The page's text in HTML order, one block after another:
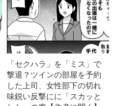
「セクハラ」を「ミス」で
撃退？ツインの部屋を予約
した上司、女性部下の切れ
味鋭い反撃にに「スカッと